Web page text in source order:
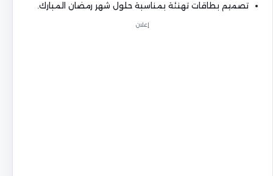
تصميم بطاقات تهنئة بمناسبة حلول شهر رمضان المبارك.
إعلان